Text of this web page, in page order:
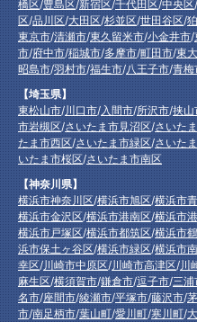
橋区/豊島区/新宿区/千代田区/中央区/
区/品川区/大田区/杉並区/世田谷区/
東京市/清瀬市/東久留米市/小金井市/
市/府中市/稲城市/多摩市/町田市/東
昭島市/羽村市/福生市/八王子市/青梅
【埼玉県】
東松山市/川口市/入間市/所沢市/挟山
市岩槻区/さいたま市見沼区/さいた
たま市西区/さいたま市緑区/さいた
いたま市桜区/さいたま市南区
【神奈川県】
横浜市神奈川区/横浜市旭区/横浜市
横浜市金沢区/横浜市港南区/横浜市
横浜市戸塚区/横浜市都筑区/横浜市
浜市保土ヶ谷区/横浜市緑区/横浜市
幸区/川崎市中原区/川崎市高津区/川
麻生区/横須賀市/鎌倉市/逗子市/三浦
名市/座間市/綾瀬市/平塚市/藤沢市/
市/南足柄市/葉山町/愛川町/寒川町/